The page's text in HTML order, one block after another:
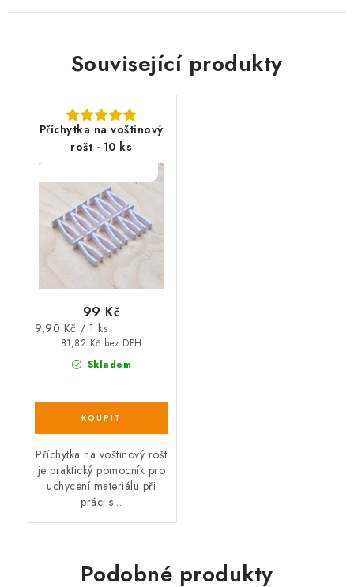
Související produkty
Příchytka na voštinový
rošt - 10 ks
Skladem
81,82 Kč bez DPH
99 Kč
Měrná
9,90 Kč / 1 ks
Příchytka na voštinový rošt
je praktický pomocník pro
uchycení materiálu při
práci s...
Podobné produkty